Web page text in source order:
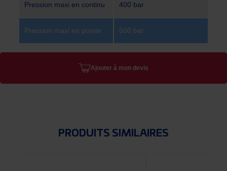
Pression maxi en continu 400 bar
Pression maxi en pointe 500 bar
Ajouter à mon devis
PRODUITS SIMILAIRES